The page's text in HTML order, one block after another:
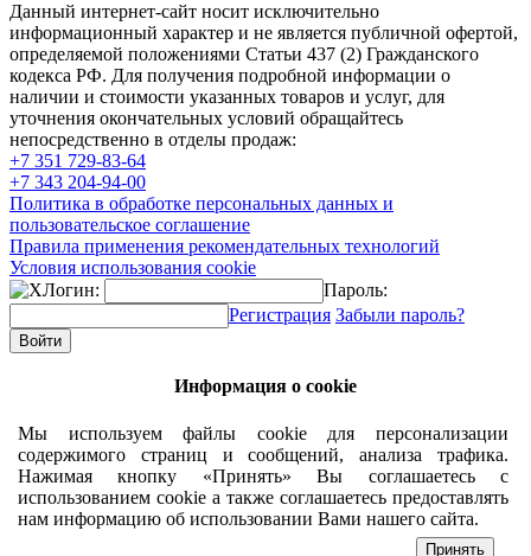
Данный интернет-сайт носит исключительно
информационный характер и не является публичной офертой,
определяемой положениями Статьи 437 (2) Гражданского
кодекса РФ. Для получения подробной информации о
наличии и стоимости указанных товаров и услуг, для
уточнения окончательных условий обращайтесь
непосредственно в отделы продаж:
+7 351 729-83-64
+7 343 204-94-00
Политика в обработке персональных данных и
пользовательское соглашение
Правила применения рекомендательных технологий
Условия использования cookie
Логин:
Пароль:
Регистрация Забыли пароль?
Информация о cookie
Мы используем файлы cookie для персонализации
содержимого страниц и сообщений, анализа трафика.
Нажимая кнопку «Принять» Вы соглашаетесь с
использованием cookie а также соглашаетесь предоставлять
нам информацию об использовании Вами нашего сайта.
Принять